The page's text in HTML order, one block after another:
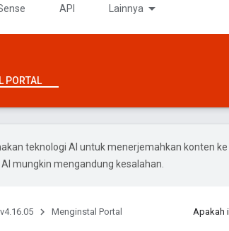
API Lainnya
PORTAL
teknologi AI untuk menerjemahkan konten ke
mungkin mengandung kesalahan.
v4.16.05 Menginstal Portal Apakah